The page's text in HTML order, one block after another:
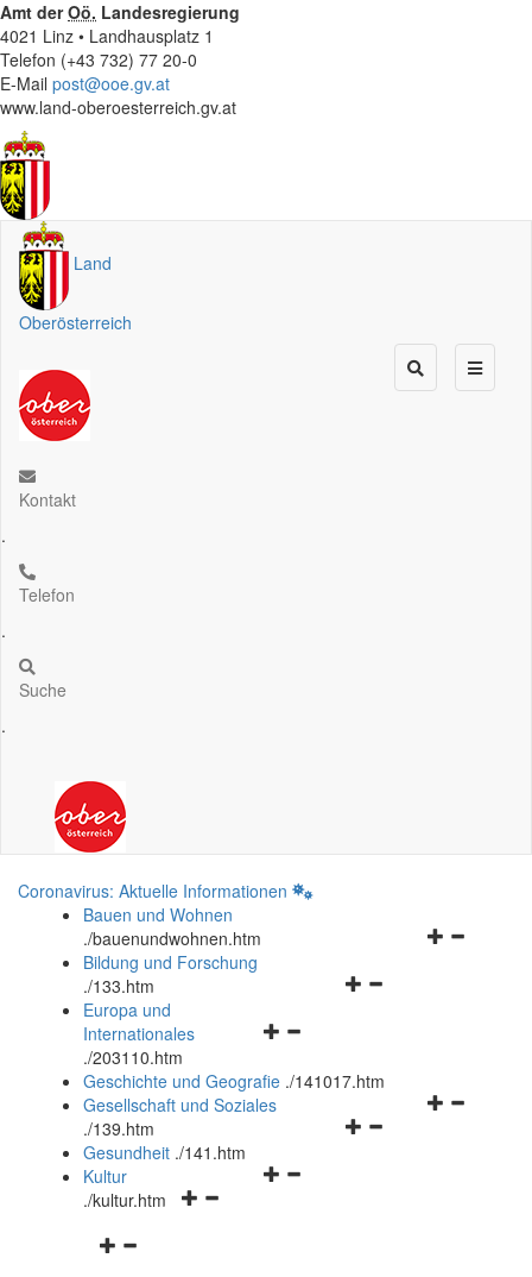
Amt derOö. Landesregierung
4021 Linz • Landhausplatz 1
Telefon (+43 732) 77 20-0
E-Mail post@ooe.gv.at
www.land-oberoesterreich.gv.at
Land
Oberösterreich
Kontakt
.
Telefon
.
Suche
.
Coronavirus: Aktuelle Informationen
Bauen und Wohnen
./bauenundwohnen.htm
Navigationsmenü
Bildung und Forschung
./133.htm
Navigationsmenü
und
schließen
Europa und
Internationales
./203110.htm
Geschichte und Geografie ./141017.htm
Navigationsmenü
Gesellschaft und Soziales
./139.htm
Navigationsmenü
Gesundheit ./141.htm
Navigationsmenü
Kultur
./kultur.htm
Navigationsmenü